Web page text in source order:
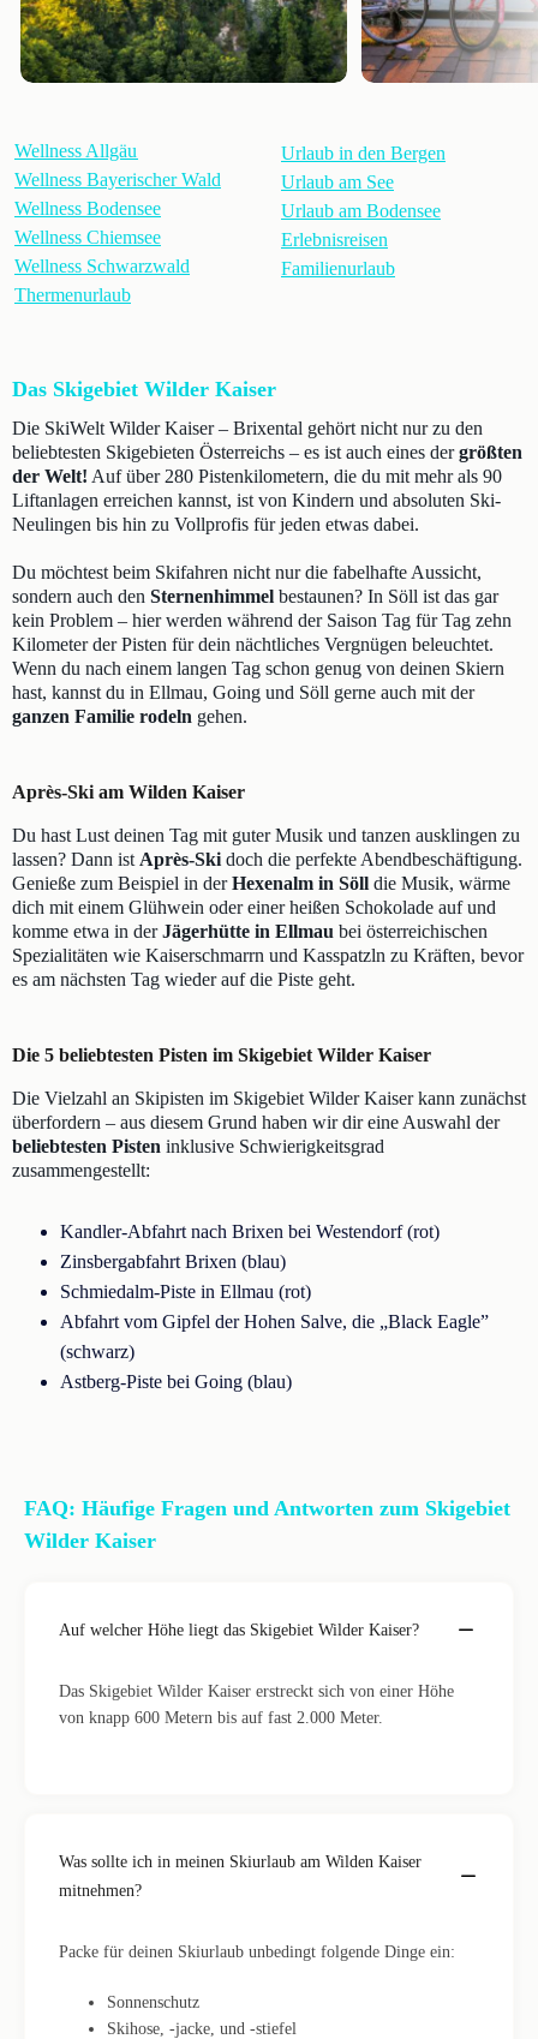
Wellness Allgäu
Wellness Bayerischer Wald
Wellness Bodensee
Wellness Chiemsee
Wellness Schwarzwald
Thermenurlaub
Urlaub in den Bergen
Urlaub am See
Urlaub am Bodensee
Erlebnisreisen
Familienurlaub
Das Skigebiet Wilder Kaiser
Die SkiWelt Wilder Kaiser – Brixental gehört nicht nur zu den
beliebtesten Skigebieten Österreichs – es ist auch eines dergrößten
der Welt! Auf über 280 Pistenkilometern, die du mit mehr als 90
Liftanlagen erreichen kannst, ist von Kindern und absoluten Ski-
Neulingen bis hin zu Vollprofis für jeden etwas dabei.
Du möchtest beim Skifahren nicht nur die fabelhafte Aussicht,
sondern auch den Sternenhimmel bestaunen? In Söll ist das gar
kein Problem – hier werden während der Saison Tag für Tag zehn
Kilometer der Pisten für dein nächtliches Vergnügen beleuchtet.
Wenn du nach einem langen Tag schon genug von deinen Skiern
hast, kannst du in Ellmau, Going und Söll gerne auch mit der
ganzen Familie rodeln gehen.
Après-Ski am Wilden Kaiser
Du hast Lust deinen Tag mit guter Musik und tanzen ausklingen zu
lassen? Dann ist Après-Ski doch die perfekte Abendbeschäftigung.
Genieße zum Beispiel in derHexenalm in Söll die Musik, wärme
dich mit einem Glühwein oder einer heißen Schokolade auf und
komme etwa in derJägerhütte in Ellmau bei österreichischen
Spezialitäten wie Kaiserschmarrn und Kasspatzln zu Kräften, bevor
es am nächsten Tag wieder auf die Piste geht.
Die 5 beliebtesten Pisten im Skigebiet Wilder Kaiser
Die Vielzahl an Skipisten im Skigebiet Wilder Kaiser kann zunächst
überfordern – aus diesem Grund haben wir dir eine Auswahl der
beliebtesten Pisten inklusive Schwierigkeitsgrad
zusammengestellt:
Kandler-Abfahrt nach Brixen bei Westendorf (rot)
Zinsbergabfahrt Brixen (blau)
Schmiedalm-Piste in Ellmau (rot)
Abfahrt vom Gipfel der Hohen Salve, die „Black Eagle”
(schwarz)
Astberg-Piste bei Going (blau)
FAQ: Häufige Fragen und Antworten zum Skigebiet
Wilder Kaiser
Auf welcher Höhe liegt das Skigebiet Wilder Kaiser?
Das Skigebiet Wilder Kaiser erstreckt sich von einer Höhe
von knapp 600 Metern bis auf fast 2.000 Meter.
Was sollte ich in meinen Skiurlaub am Wilden Kaiser
mitnehmen?
Packe für deinen Skiurlaub unbedingt folgende Dinge ein:
Sonnenschutz
Skihose, -jacke, und -stiefel